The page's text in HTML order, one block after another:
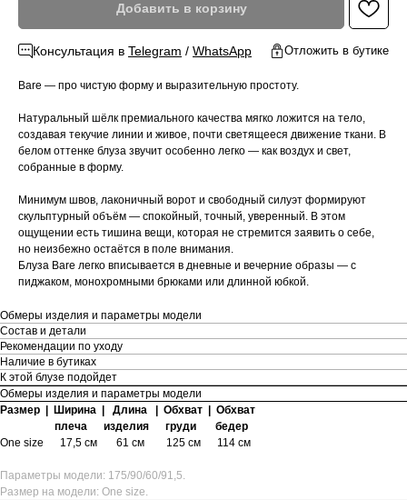
Добавить в корзину
Консультация в Telegram / WhatsApp Отложить в бутике
Bare — про чистую форму и выразительную простоту.
Натуральный шёлк премиального качества мягко ложится на тело,
создавая текучие линии и живое, почти светящееся движение ткани. В
белом оттенке блуза звучит особенно легко — как воздух и свет,
собранные в форму.
Минимум швов, лаконичный ворот и свободный силуэт формируют
скульптурный объём — спокойный, точный, уверенный. В этом
ощущении есть тишина вещи, которая не стремится заявить о себе,
но неизбежно остаётся в поле внимания.
Блуза Bare легко вписывается в дневные и вечерние образы — с
пиджаком, монохромными брюками или длинной юбкой.
Обмеры изделия и параметры модели
Состав и детали
Рекомендации по уходу
Наличие в бутиках
К этой блузе подойдет
Обмеры изделия и параметры модели
Размер | Ширина | Длина | Обхват | Обхват
плеча изделия груди бедер
One size
17,5 см 61 см 125 см 114 см
Параметры модели: 175/90/60/91,5.
Размер на модели: One size.